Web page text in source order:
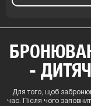
-
Для того, щоб
час. Після чого